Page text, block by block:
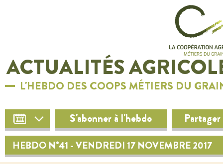
ACTUALITÉS
L'HEBDO DES COOPS MÉTIERS DU
S'abonner à l'hebdo Partager
HEBDO N°41 - VENDREDI 17 NOVEMBRE 2017